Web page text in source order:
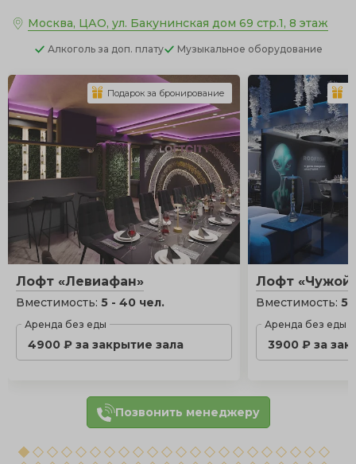
Москва, ЦАО, ул. Бакунинская дом 69 стр.1, 8 этаж
Алкоголь за доп. плату Музыкальное оборудование
Лофт «Левиафан»
Вместимость: 5 - 40 чел.
Аренда без еды
4900 ₽ за закрытие зала
Подарок за бронирование
Лофт
Вместимость:5
Аренда без еды
3900 ₽ за
Позвонить менеджеру